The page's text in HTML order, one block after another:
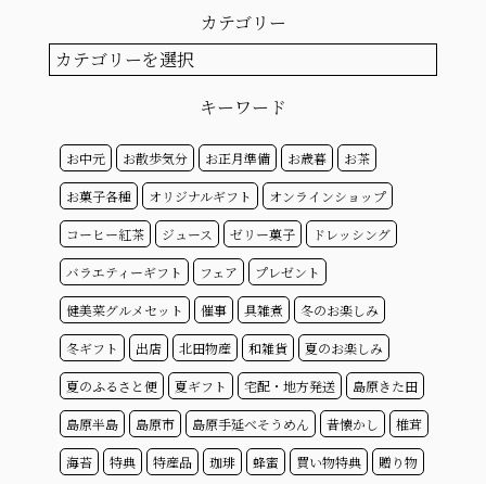
ブ
カテゴリー
カ
テ
キーワード
お中元 お散歩気分 お正月準備 お歳暮 お茶
お菓子各種 オリジナルギフト オンラインショップ
コーヒー紅茶 ジュース ゼリー菓子 ドレッシング
バラエティーギフト フェア プレゼント
健美菜グルメセット 催事 具雑煮 冬のお楽しみ
冬ギフト 出店 北田物産 和雑貨 夏のお楽しみ
夏のふるさと便 夏ギフト 宅配・地方発送 島原きた田
島原半島 島原市 島原手延べそうめん 昔懐かし 椎茸
海苔 特典 特産品 珈琲 蜂蜜 買い物特典 贈り物